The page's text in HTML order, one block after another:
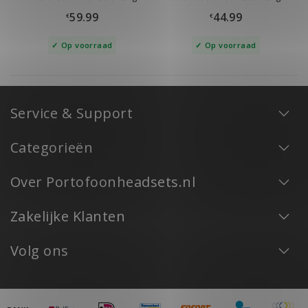
€59.99
Op voorraad
€44.99
Op voorraad
Service & Support
Categorieën
Over Portofoonheadsets.nl
Zakelijke Klanten
Volg ons